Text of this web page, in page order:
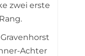
zwei erste
Achter